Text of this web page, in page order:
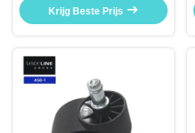
kantoorstoel wielen
Krijg Beste Prijs